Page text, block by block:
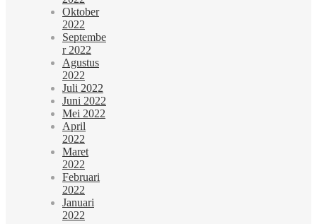
Oktober
2022
Septembe
r 2022
Agustus
2022
Juli 2022
Juni 2022
Mei 2022
April
2022
Maret
2022
Februari
2022
Januari
2022